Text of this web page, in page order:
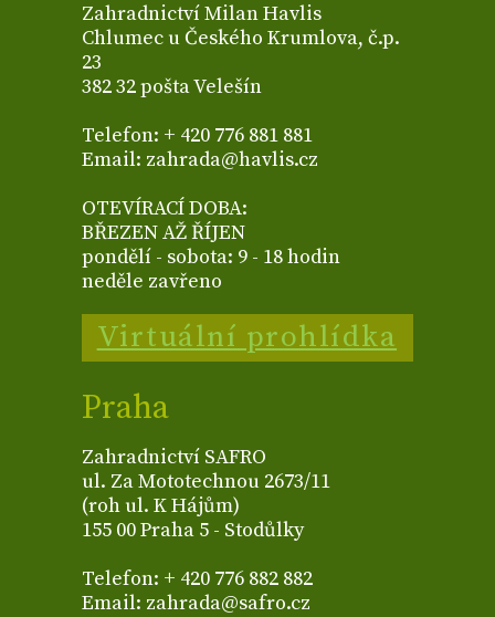
Zahradnictví Milan Havlis
Chlumec u Českého Krumlova, č.p.
23
382 32 pošta Velešín
Telefon: + 420 776 881 881
Email: zahrada@havlis.cz
OTEVÍRACÍ DOBA:
BŘEZEN AŽ ŘÍJEN
pondělí - sobota: 9 - 18 hodin
neděle zavřeno
Virtuální prohlídka
Praha
Zahradnictví SAFRO
ul. Za Mototechnou 2673/11
(roh ul. K Hájům)
155 00 Praha 5 - Stodůlky
Telefon: + 420 776 882 882
Email: zahrada@safro.cz